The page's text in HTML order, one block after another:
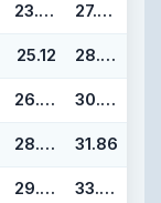
23.52 27.08
25.12 28.68
26.70 30.26
28.30 31.86
29.87 33.43